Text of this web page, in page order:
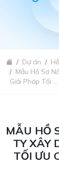
Dự án
Mẫu Hồ Sơ
Giải Pháp Tối ...
MẪU HỒ
TY XÂY
TỐI ƯU